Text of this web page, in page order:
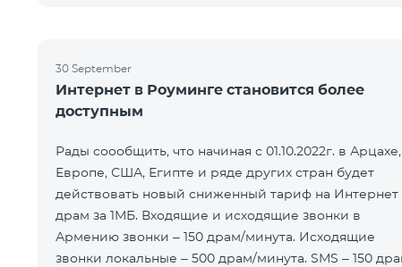
30 September
Интернет в Роуминге становится более
доступным
Рады соообщить, что начиная с 01.10.2022г. в Арцахе,
Европе, США, Египте и ряде других стран будет
действовать новый сниженный тариф на Интернет
драм за 1МБ. Входящие и исходящие звонки в
Армению звонки – 150 драм/минута. Исходящие
звонки локальные – 500 драм/минута. SMS – 150